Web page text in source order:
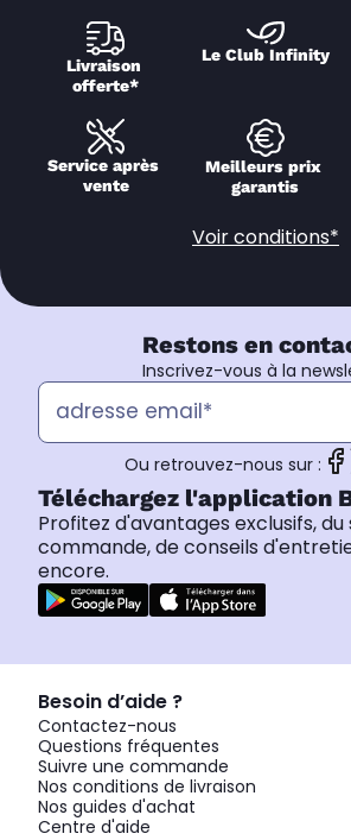
Livraison
offerte*
Le Club Infinity
Service après
vente
Meilleurs prix
garantis
Voir conditions*
Restons en
Inscrivez-vous à la
Ou retrouvez-nous sur :
Téléchargez l'application
Profitez d'avantages exclusifs,
commande, de conseils
encore.
Besoin d’aide ?
Contactez-nous
Questions fréquentes
Suivre une commande
Nos conditions de livraison
Nos guides d'achat
Centre d'aide